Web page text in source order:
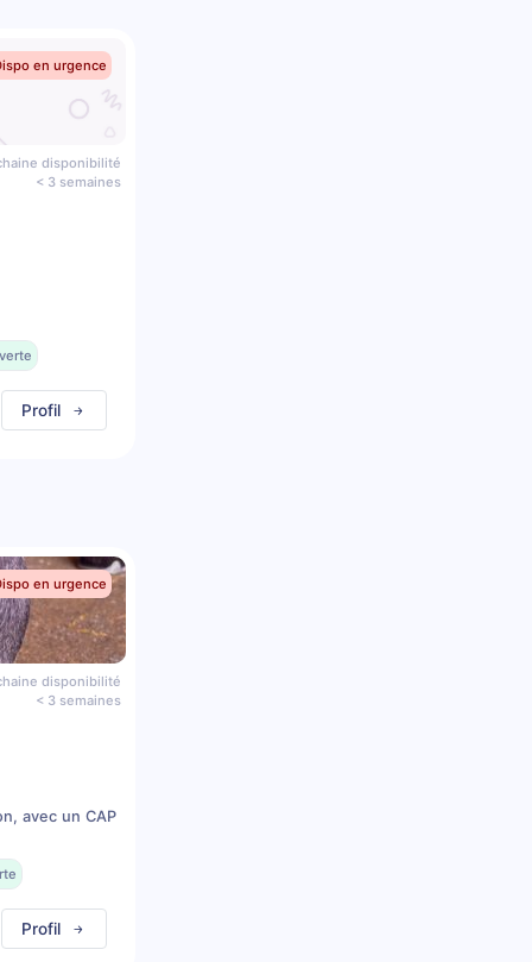
en urgence
disponibilité
< 3 semaines
Profil
en urgence
disponibilité
< 3 semaines
avec un CAP
Profil